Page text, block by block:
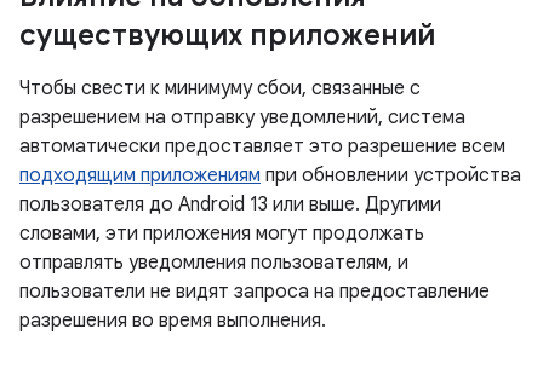
существующих приложений
Чтобы свести к минимуму сбои, связанные с
разрешением на отправку уведомлений, система
автоматически предоставляет это разрешение всем
подходящим приложениям при обновлении устройства
пользователя до Android 13 или выше. Другими
словами, эти приложения могут продолжать
отправлять уведомления пользователям, и
пользователи не видят запроса на предоставление
разрешения во время выполнения.